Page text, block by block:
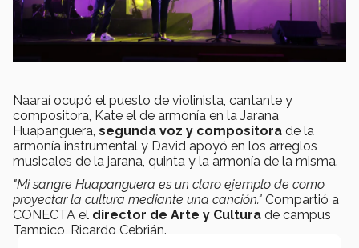
Naaraí ocupó el puesto de violinista, cantante y
compositora, Kate el de armonía en la Jarana
Huapanguera, segunda voz y compositora de la
armonía instrumental y David apoyó en los arreglos
musicales de la jarana, quinta y la armonía de la misma.
"Mi sangre Huapanguera es un claro ejemplo de como
proyectar la cultura mediante una canción." Compartió a
CONECTA el director de Arte y Cultura de campus
Tampico, Ricardo Cebrián.